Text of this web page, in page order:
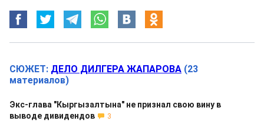
СЮЖЕТ: ДЕЛО ДИЛГЕРА ЖАПАРОВА (23
материалов)
Экс-глава "Кыргызалтына" не признал свою вину в
выводе дивидендов
3